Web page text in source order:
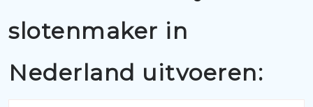
slotenmaker in
Nederland uitvoeren: